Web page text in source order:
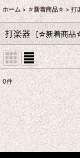
ホーム > ☆新着商品☆ > 打
打楽器 [☆新着商
表示数:
並び順:
0件